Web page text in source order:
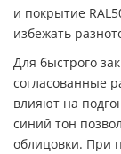
и покрытие
избежать
Для быстрого
согласованные
влияют на
синий тон
облицовки. При